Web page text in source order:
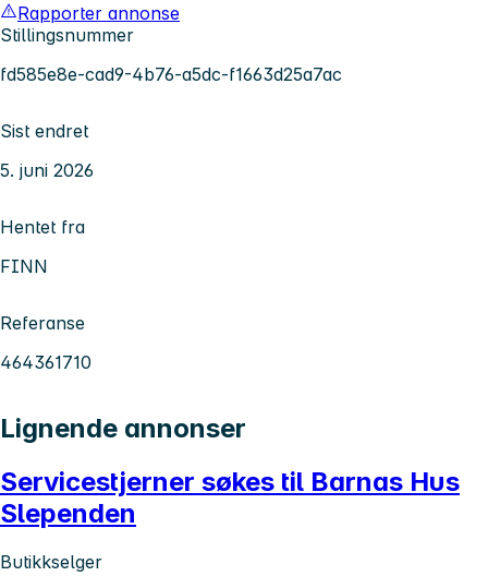
Rapporter annonse
Stillingsnummer
fd585e8e-cad9-4b76-a5dc-f1663d25a7ac
Sist endret
5. juni 2026
Hentet fra
FINN
Referanse
464361710
Lignende annonser
Servicestjerner søkes til Barnas Hus
Slependen
Butikkselger